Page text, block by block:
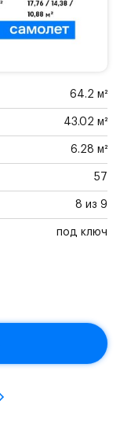
64.2 м²
43.02 м²
6.28 м²
57
8 из 9
под ключ